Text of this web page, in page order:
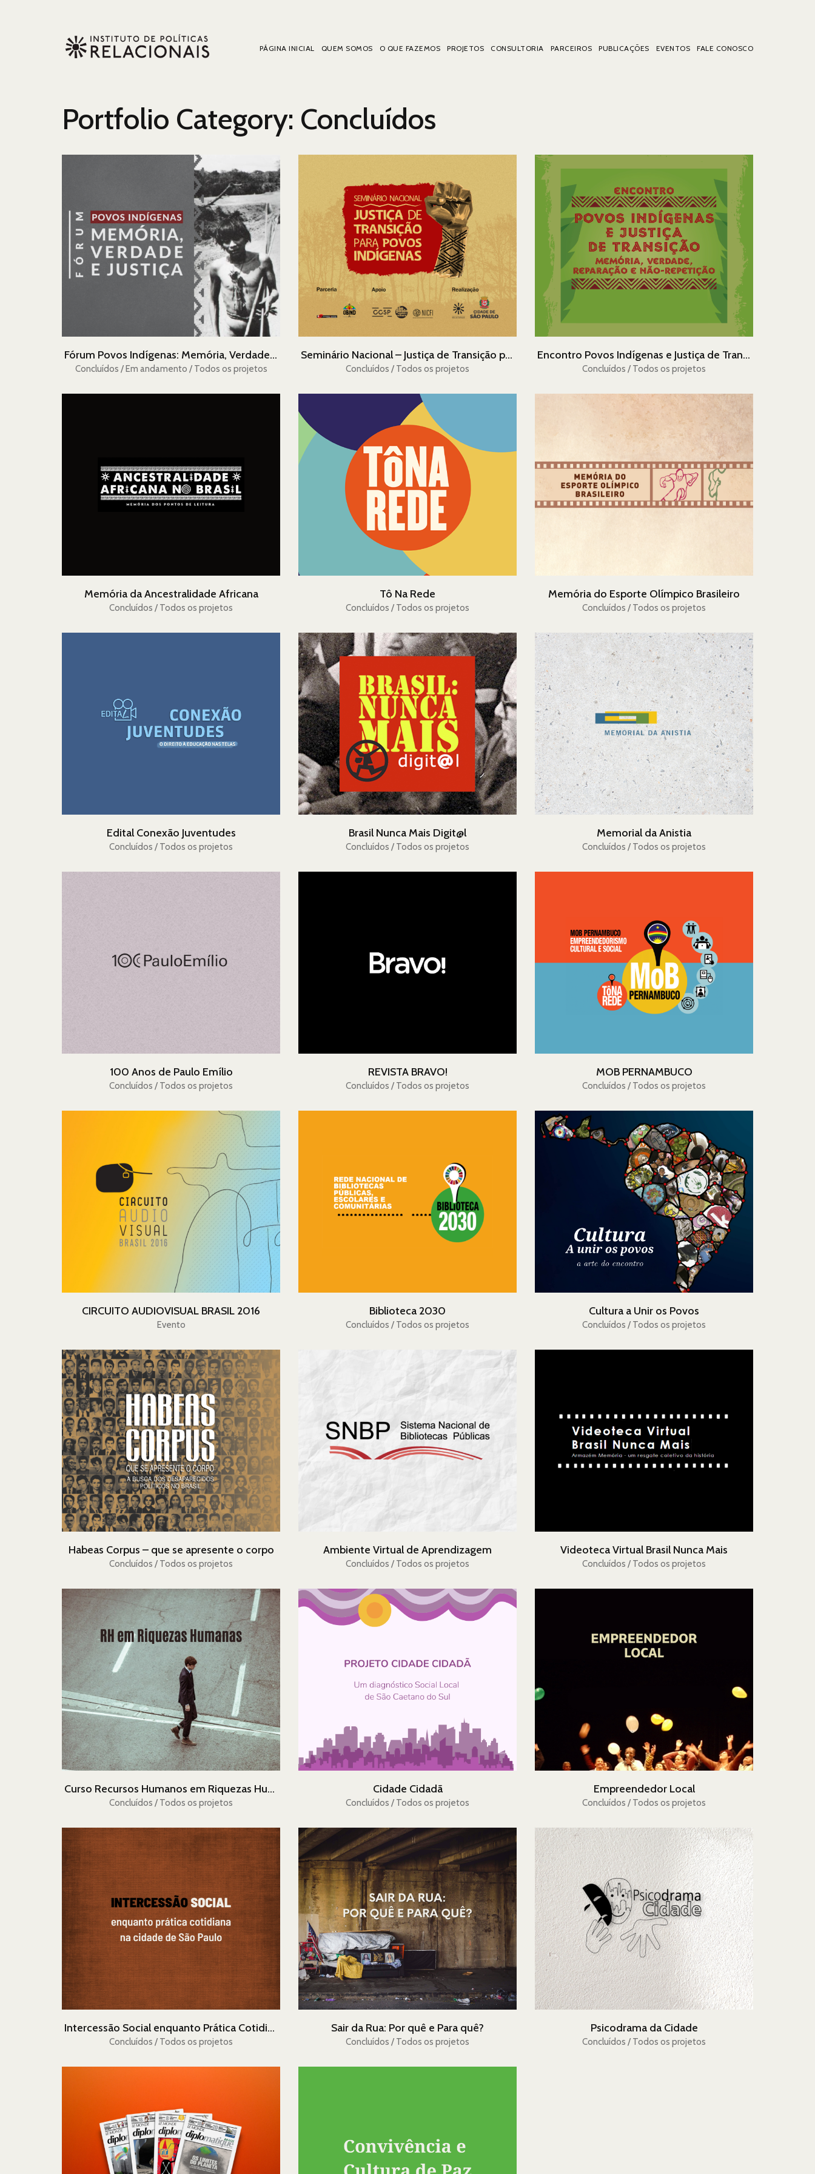
PÁGINA INICIAL QUEM SOMOS O QUE FAZEMOS PROJETOS CONSULTORIA PARCEIROS PUBLICAÇÕES EVENTOS FALE CONOSCO
Portfolio Category: Concluídos
Fórum Povos Indígenas: Memória, Verdade e Justiça
Concluídos / Em andamento / Todos os projetos
Seminário Nacional – Justiça de Transição para Povos Indígenas
Concluídos / Todos os projetos
Encontro Povos Indígenas e Justiça de Transição: Memória, Verdade, Reparação e Não-repetição
Concluídos / Todos os projetos
Memória da Ancestralidade Africana
Concluídos / Todos os projetos
Tô Na Rede
Concluídos / Todos os projetos
Memória do Esporte Olímpico Brasileiro
Concluídos / Todos os projetos
Edital Conexão Juventudes
Concluídos / Todos os projetos
Brasil Nunca Mais Digit@l
Concluídos / Todos os projetos
Memorial da Anistia
Concluídos / Todos os projetos
100 Anos de Paulo Emílio
Concluídos / Todos os projetos
REVISTA BRAVO!
Concluídos / Todos os projetos
MOB PERNAMBUCO
Concluídos / Todos os projetos
CIRCUITO AUDIOVISUAL BRASIL 2016
Evento
Biblioteca 2030
Concluídos / Todos os projetos
Cultura a Unir os Povos
Concluídos / Todos os projetos
Habeas Corpus – que se apresente o corpo
Concluídos / Todos os projetos
Ambiente Virtual de Aprendizagem
Concluídos / Todos os projetos
Videoteca Virtual Brasil Nunca Mais
Concluídos / Todos os projetos
Curso Recursos Humanos em Riquezas Humanas
Concluídos / Todos os projetos
Cidade Cidadã
Concluídos / Todos os projetos
Empreendedor Local
Concluídos / Todos os projetos
Intercessão Social enquanto Prática Cotidiana
Concluídos / Todos os projetos
Sair da Rua: Por quê e Para quê?
Concluídos / Todos os projetos
Psicodrama da Cidade
Concluídos / Todos os projetos